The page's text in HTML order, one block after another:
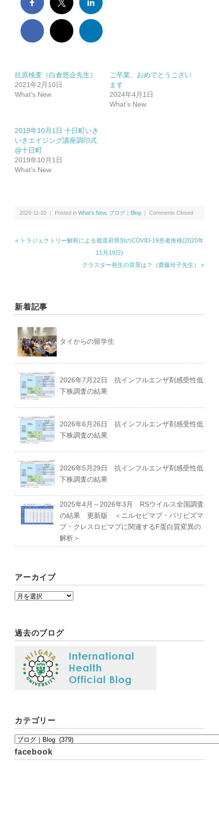
地理情報システム｜Geographic Information Systems（GIS）
社会疫学研究｜Social Epidemiology
現在進行中の調査・研究｜Ongoing Research
論文｜Publications
講演・学会発表等｜Presentations & Lectures
ミャンマー｜Myanmar
抗原検査（白倉悠企先生）
2021年2月10日
What’s New
ご卒業、おめでとうござい
ます
2024年4月1日
What’s New
2019年10月1日 十日町いき
いきエイジング講座調印式
@十日町
2019年10月1日
What’s New
2020-11-20 ｜ Posted in What’s New, ブログ｜Blog ｜ Comments Closed
« トラジェクトリー解析による都道府県別のCOVID-19患者推移(2020年
11月19日)
クラスター発生の背景は？（齋藤玲子先生） »
新着記事
タイからの留学生
2026年7月22日 抗インフルエンザ剤感受性低
下株調査の結果
2026年6月26日 抗インフルエンザ剤感受性低
下株調査の結果
2026年5月29日 抗インフルエンザ剤感受性低
下株調査の結果
2025年4月～2026年3月 RSウイルス全国調査
の結果 更新版 ＜ニルセビマブ・パリビズマ
ブ・クレスロビマブに関連するF蛋白質変異の
解析＞
アーカイブ
過去のブログ
カテゴリー
facebook